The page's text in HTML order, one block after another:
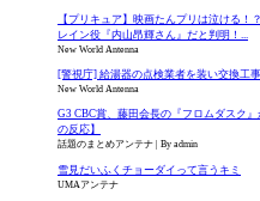
【プリキュア】映画たんプリは泣ける！
レイン役『内山昂輝さん』だと判明！...
New World Antenna
[警視庁] 給湯器の点検業者を装い交換工
New World Antenna
G3 CBC賞、藤田会長の『フロムダスク
の反応】
話題のまとめアンテナ By admin
雪見だいふくチョーダイって言うキミ
UMAアンテナ